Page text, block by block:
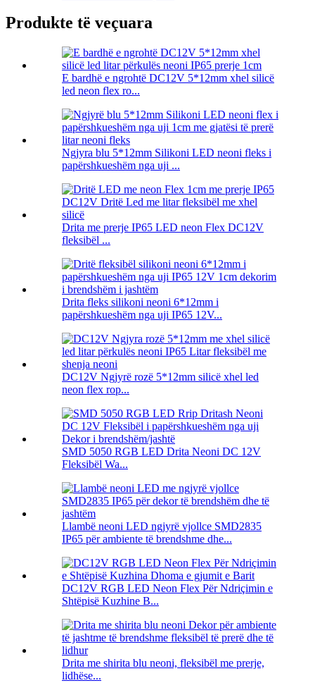
Produkte të veçuara
E bardhë e ngrohtë DC12V 5*12mm xhel silicë
led neon flex ro...
Ngjyra blu 5*12mm Silikoni LED neoni fleks i
papërshkueshëm nga uji ...
Drita me prerje IP65 LED neon Flex DC12V
fleksibël ...
Drita fleks silikoni neoni 6*12mm i
papërshkueshëm nga uji IP65 12V...
DC12V Ngjyrë rozë 5*12mm silicë xhel led
neon flex rop...
SMD 5050 RGB LED Drita Neoni DC 12V
Fleksibël Wa...
Llambë neoni LED ngjyrë vjollce SMD2835
IP65 për ambiente të brendshme dhe...
DC12V RGB LED Neon Flex Për Ndriçimin e
Shtëpisë Kuzhine B...
Drita me shirita blu neoni, fleksibël me prerje,
lidhëse...